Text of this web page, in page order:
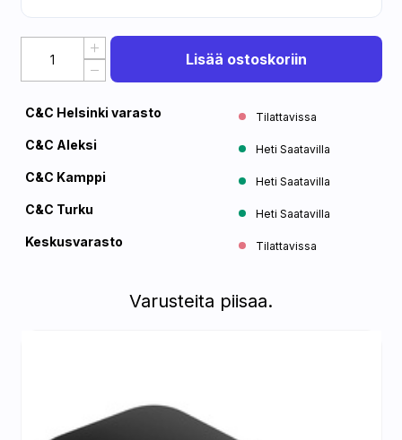
Lisää ostoskoriin
C&C Helsinki varasto Tilattavissa
C&C Aleksi Heti Saatavilla
C&C Kamppi Heti Saatavilla
C&C Turku Heti Saatavilla
Keskusvarasto Tilattavissa
Varusteita piisaa.